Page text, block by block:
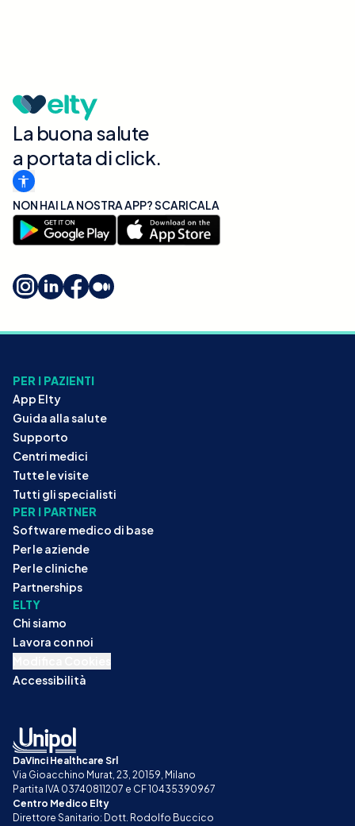
La buona salute
a portata di click.
NON HAI LA NOSTRA APP? SCARICALA
PER I PAZIENTI
App Elty
Guida alla salute
Supporto
Centri medici
Tutte le visite
Tutti gli specialisti
PER I PARTNER
Software medico di base
Per le aziende
Per le cliniche
Partnerships
ELTY
Chi siamo
Lavora con noi
Accessibilità
DaVinci Healthcare Srl
Via Gioacchino Murat, 23, 20159, Milano
Partita IVA 03740811207 e CF 10435390967
Centro Medico Elty
Direttore Sanitario: Dott. Rodolfo Buccico